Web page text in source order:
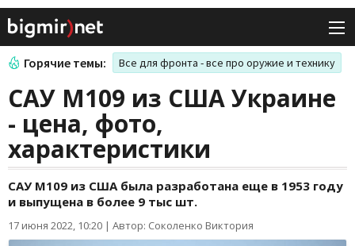
Горячие темы: Все для фронта - все про оружие и технику
САУ M109 из США Украине
- цена, фото,
характеристики
САУ M109 из США была разработана еще в 1953 году
и выпущена в более 9 тыс шт.
17 июня 2022, 10:20 | Автор: Соколенко Виктория